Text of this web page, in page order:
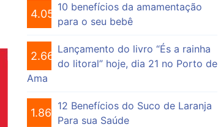
4.056
10 benefícios da amamentação
para o seu bebê
2.662
Lançamento do livro “És a rainha
do litoral” hoje, dia 21 no Porto de
Ama
1.864
12 Benefícios do Suco de Laranja
Para sua Saúde